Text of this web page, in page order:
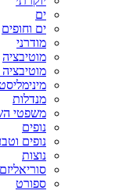
ים
ים וחופים
מודרני
מוטיבציה
מנדלות
משפטי
נופים
נופים
נוצות
סוריאליזם
ספורט